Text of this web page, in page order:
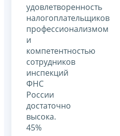
удовлетворенность
налогоплательщиков
профессионализмом
и
компетентностью
сотрудников
инспекций
ФНС
России
достаточно
высока.
45%